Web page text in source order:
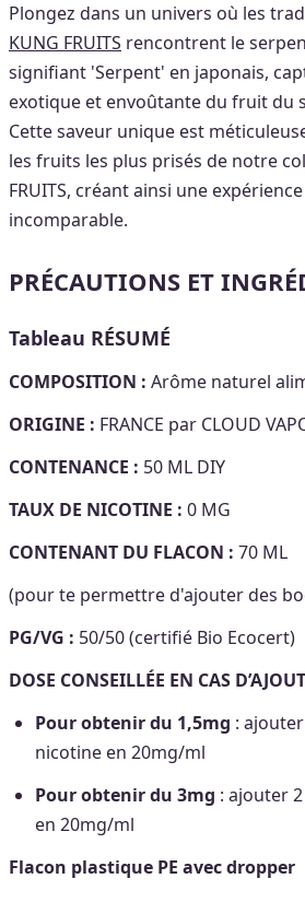
Plongez dans un univers où les
KUNG FRUITS rencontrent le
signifiant 'Serpent' en japonais,
exotique et envoûtante du fruit du
Cette saveur unique est
les fruits les plus prisés de notre
FRUITS, créant ainsi une
incomparable.
PRÉCAUTIONS ET
Tableau RÉSUMÉ
COMPOSITION : Arôme naturel
ORIGINE : FRANCE par CLOUD
CONTENANCE : 50 ML DIY
TAUX DE NICOTINE : 0 MG
CONTENANT DU FLACON : 70 ML
(pour te permettre d'ajouter des
PG/VG : 50/50 (certifié Bio Ecocert)
DOSE CONSEILLÉE EN CAS
Pour obtenir du 1,5mg :
nicotine en 20mg/ml
Pour obtenir du 3mg : ajouter
en 20mg/ml
Flacon plastique PE avec dropper